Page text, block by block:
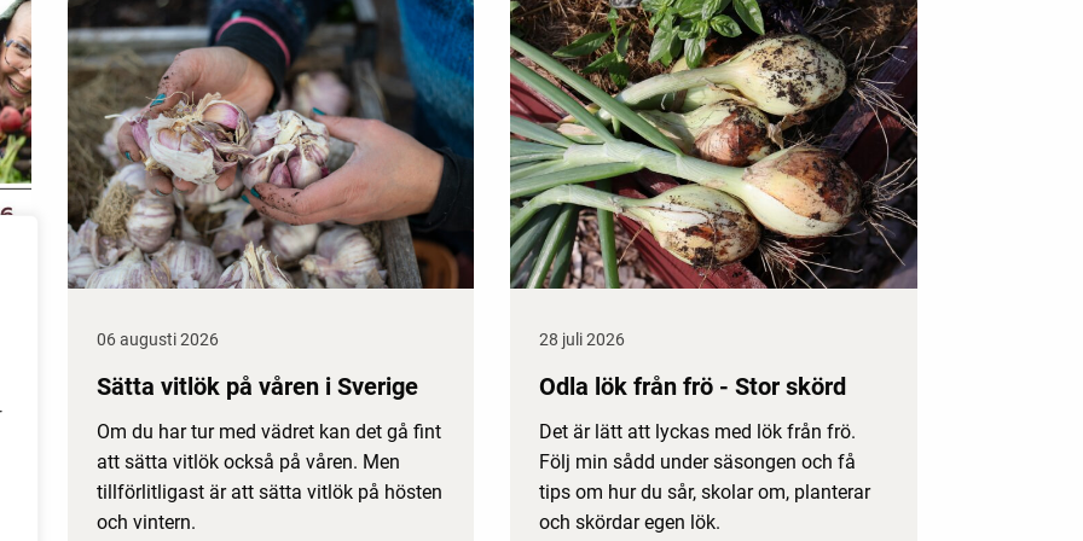
06 augusti 2026
Sätta vitlök på våren i Sverige
Om du har tur med vädret kan det gå fint
att sätta vitlök också på våren. Men
tillförlitligast är att sätta vitlök på hösten
och vintern.
28 juli 2026
Odla lök från frö - Stor skörd
Det är lätt att lyckas med lök från frö.
Följ min sådd under säsongen och få
tips om hur du sår, skolar om, planterar
och skördar egen lök.